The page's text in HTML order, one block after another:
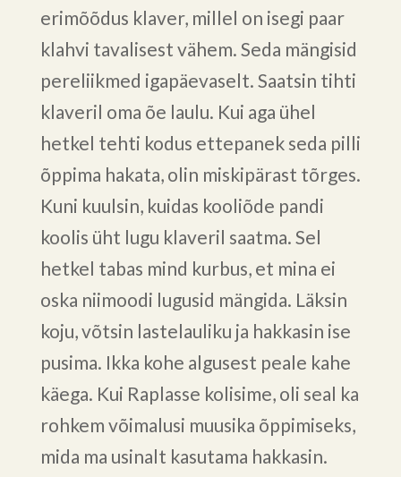
erimõõdus klaver, millel on isegi paar
klahvi tavalisest vähem. Seda mängisid
pereliikmed igapäevaselt. Saatsin tihti
klaveril oma õe laulu. Kui aga ühel
hetkel tehti kodus ettepanek seda pilli
õppima hakata, olin miskipärast tõrges.
Kuni kuulsin, kuidas kooliõde pandi
koolis üht lugu klaveril saatma. Sel
hetkel tabas mind kurbus, et mina ei
oska niimoodi lugusid mängida. Läksin
koju, võtsin lastelauliku ja hakkasin ise
pusima. Ikka kohe algusest peale kahe
käega. Kui Raplasse kolisime, oli seal ka
rohkem võimalusi muusika õppimiseks,
mida ma usinalt kasutama hakkasin.